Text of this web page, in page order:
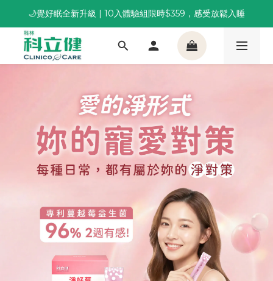
董事長推薦保養組合｜體驗價 $1,800 起，最高享 6 折
🌙覺好眠全新升級 | 10入體驗組限時$359，感受放鬆入睡
董事長推薦保養組合｜體驗價 $1,800 起，最高享 6 折